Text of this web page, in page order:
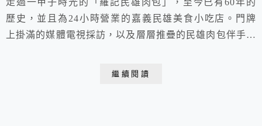
歷史，並且為24小時營業的嘉義民雄美食小吃店。門牌
上掛滿的媒體電視採訪，以及層層推疊的民雄肉包伴手禮
繼續閱讀